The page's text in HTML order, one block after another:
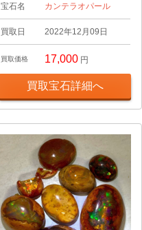
宝石名 カンテラオパール
買取日 2022年12月09日
買取価格 17,000 円
買取宝石詳細へ